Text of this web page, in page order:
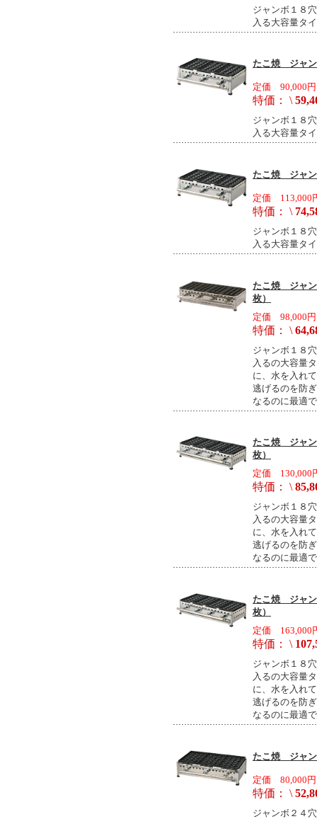
ジャンボ１８
入る大容量タ
たこ焼 ジャン
定価 90,000円
特価： \
ジャンボ１８
入る大容量タ
たこ焼 ジャン
定価 113,000
特価： \
ジャンボ１８
入る大容量タ
たこ焼 ジャン
枚）
定価 98,000円
特価： \
ジャンボ１８
入るの大容量
に、水を入れ
逃げるのを防
なるのに最適
たこ焼 ジャン
枚）
定価 130,000
特価： \
ジャンボ１８
入るの大容量
に、水を入れ
逃げるのを防
なるのに最適
たこ焼 ジャン
枚）
定価 163,000
特価： \
ジャンボ１８
入るの大容量
に、水を入れ
逃げるのを防
なるのに最適
たこ焼 ジャン
定価 80,000円
特価： \
ジャンボ２４